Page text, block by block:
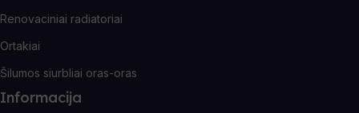
Renovaciniai radiatoriai
Ortakiai
Šilumos siurbliai oras-oras
Informacija